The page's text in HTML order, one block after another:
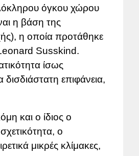
όγκου χώρου
η βάση της
, η οποία προτάθηκε
Susskind.
ίσως
επιφάνεια,
και ο ίδιος ο
ο
μικρές κλίμακες,